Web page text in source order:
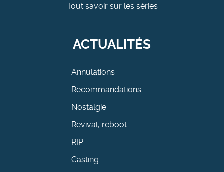
Tout savoir sur les séries
ACTUALITÉS
Annulations
Recommandations
Nostalgie
Revival, reboot
RIP
Casting